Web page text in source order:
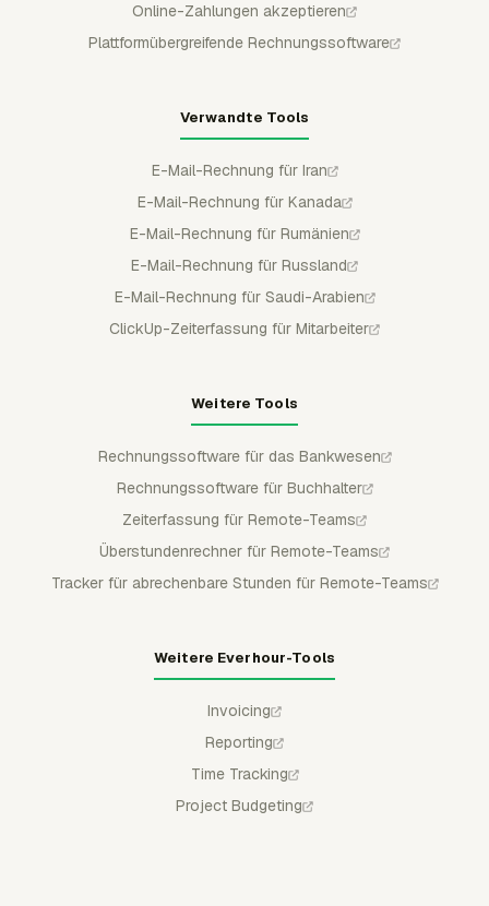
Online-Zahlungen akzeptieren
Plattformübergreifende Rechnungssoftware
Verwandte Tools
E-Mail-Rechnung für Iran
E-Mail-Rechnung für Kanada
E-Mail-Rechnung für Rumänien
E-Mail-Rechnung für Russland
E-Mail-Rechnung für Saudi-Arabien
ClickUp-Zeiterfassung für Mitarbeiter
Weitere Tools
Rechnungssoftware für das Bankwesen
Rechnungssoftware für Buchhalter
Zeiterfassung für Remote-Teams
Überstundenrechner für Remote-Teams
Tracker für abrechenbare Stunden für Remote-Teams
Weitere Everhour-Tools
Invoicing
Reporting
Time Tracking
Project Budgeting